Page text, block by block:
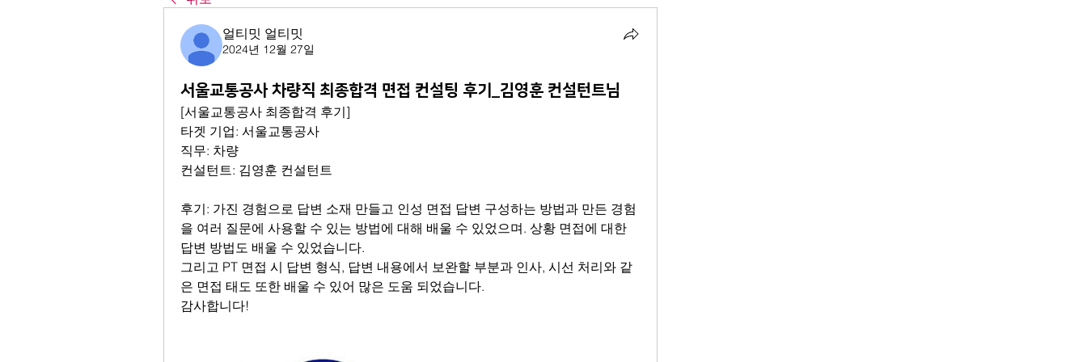
얼티밋 얼티밋
2024년 12월 27일
서울교통공사 차량직 최종합격 면접 컨설팅 후기_김영훈 컨설턴트님
[서울교통공사 최종합격 후기]
타겟 기업: 서울교통공사
직무: 차량
컨설턴트: 김영훈 컨설턴트
후기: 가진 경험으로 답변 소재 만들고 인성 면접 답변 구성하는 방법과 만든 경험
을 여러 질문에 사용할 수 있는 방법에 대해 배울 수 있었으며. 상황 면접에 대한
답변 방법도 배울 수 있었습니다.
그리고 PT 면접 시 답변 형식, 답변 내용에서 보완할 부분과 인사, 시선 처리와 같
은 면접 태도 또한 배울 수 있어 많은 도움 되었습니다.
감사합니다!